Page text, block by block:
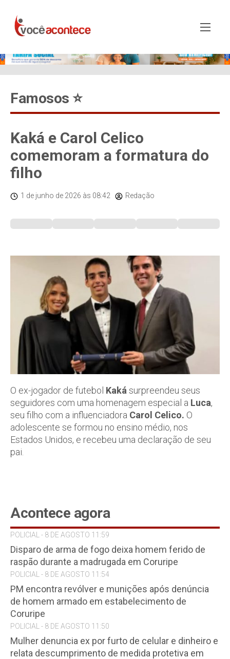
Famosos ⭐️
Kaká e Carol Celico
comemoram a formatura do
filho
1 de junho de 2026 às 08:42 Redação
O ex-jogador de futebol Kaká surpreendeu seus
seguidores com uma homenagem especial a Luca,
seu filho com a influenciadora Carol Celico. O
adolescente se formou no ensino médio, nos
Estados Unidos, e recebeu uma declaração de seu
pai.
Acontece agora
POLICIAL - 8 DE AGOSTO 11:59
Disparo de arma de fogo deixa homem ferido de
raspão durante a madrugada em Coruripe
POLICIAL - 8 DE AGOSTO 11:54
PM encontra revólver e munições após denúncia
de homem armado em estabelecimento de
Coruripe
POLICIAL - 8 DE AGOSTO 11:50
Mulher denuncia ex por furto de celular e dinheiro e
relata descumprimento de medida protetiva em